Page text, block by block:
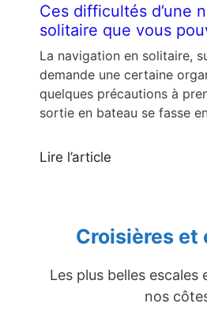
Ces difficultés d’une
solitaire que vous
La navigation en solitaire,
demande une certaine
quelques précautions à
sortie en bateau se fasse
Lire l’article
Croisières et
Les plus belles escales
nos